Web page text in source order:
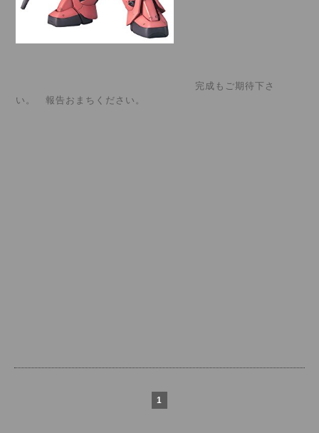
完成もご期待下さ
い。 報告おまちください。
1